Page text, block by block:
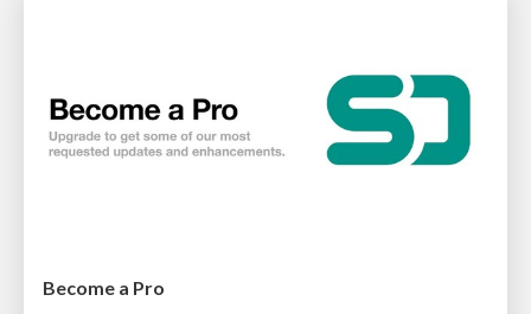
Become a Pro